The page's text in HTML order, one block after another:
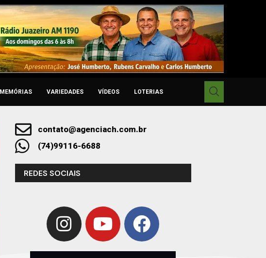
MEMÓRIAS VARIEDADES VÍDEOS LOTERIAS
contato@agenciach.com.br
(74)99116-6688
REDES SOCIAIS